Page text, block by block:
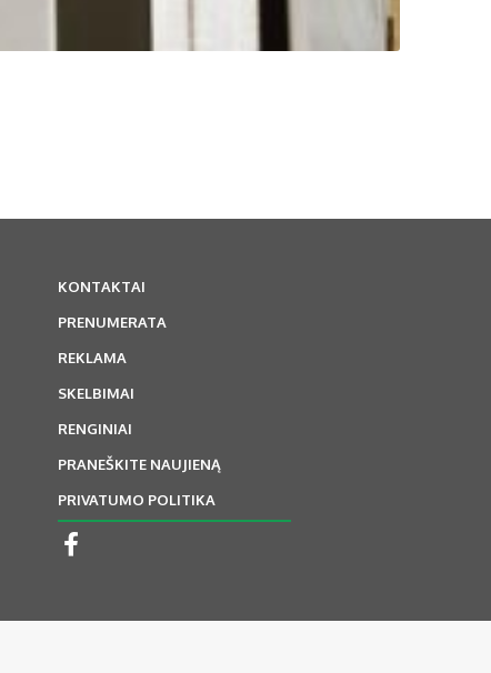
KONTAKTAI
PRENUMERATA
REKLAMA
SKELBIMAI
RENGINIAI
PRANEŠKITE NAUJIENĄ
PRIVATUMO POLITIKA